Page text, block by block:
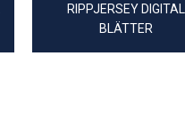
RIPPJERSEY DIGITAL
BLÄTTER